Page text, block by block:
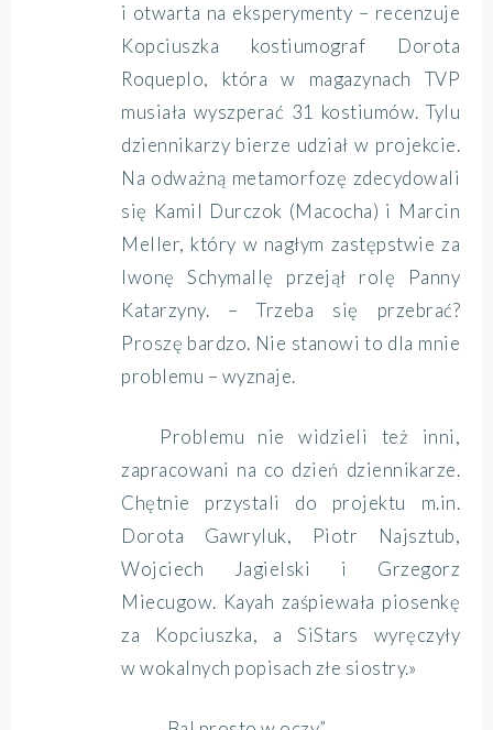
i otwarta na eksperymenty – recenzuje
Kopciuszka kostiumograf Dorota
Roqueplo, która w magazynach TVP
musiała wyszperać 31 kostiumów. Tylu
dziennikarzy bierze udział w projekcie.
Na odważną metamorfozę zdecydowali
się Kamil Durczok (Macocha) i Marcin
Meller, który w nagłym zastępstwie za
Iwonę Schymallę przejął rolę Panny
Katarzyny. – Trzeba się przebrać?
Proszę bardzo. Nie stanowi to dla mnie
problemu – wyznaje.
Problemu nie widzieli też inni,
zapracowani na co dzień dziennikarze.
Chętnie przystali do projektu m.in.
Dorota Gawryluk, Piotr Najsztub,
Wojciech Jagielski i Grzegorz
Miecugow. Kayah zaśpiewała piosenkę
za Kopciuszka, a SiStars wyręczyły
w wokalnych popisach złe siostry.»